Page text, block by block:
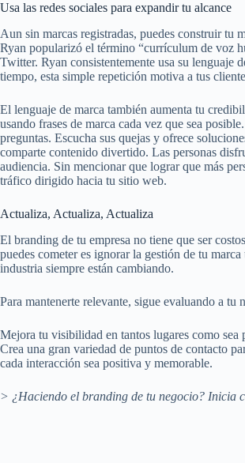
Usa las redes sociales para expandir tu alcance
Aun sin marcas registradas, puedes construir tu
Ryan popularizó el término “currículum de voz
Twitter. Ryan consistentemente usa su lenguaje
tiempo, esta simple repetición motiva a tus
El lenguaje de marca también aumenta tu
usando frases de marca cada vez que sea
preguntas. Escucha sus quejas y ofrece
comparte contenido divertido. Las personas
audiencia. Sin mencionar que lograr que más
tráfico dirigido hacia tu sitio web.
Actualiza, Actualiza, Actualiza
El branding de tu empresa no tiene que ser
puedes cometer es ignorar la gestión de tu
industria siempre están cambiando.
Para mantenerte relevante, sigue evaluando a
Mejora tu visibilidad en tantos lugares como
Crea una gran variedad de puntos de contacto
cada interacción sea positiva y memorable.
> ¿Haciendo el branding de tu negocio? Inicia